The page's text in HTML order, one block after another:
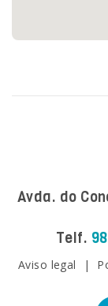
Avda. do
Telf.
Aviso legal |